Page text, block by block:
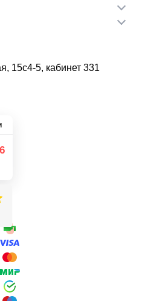
15с4-5, кабинет 331